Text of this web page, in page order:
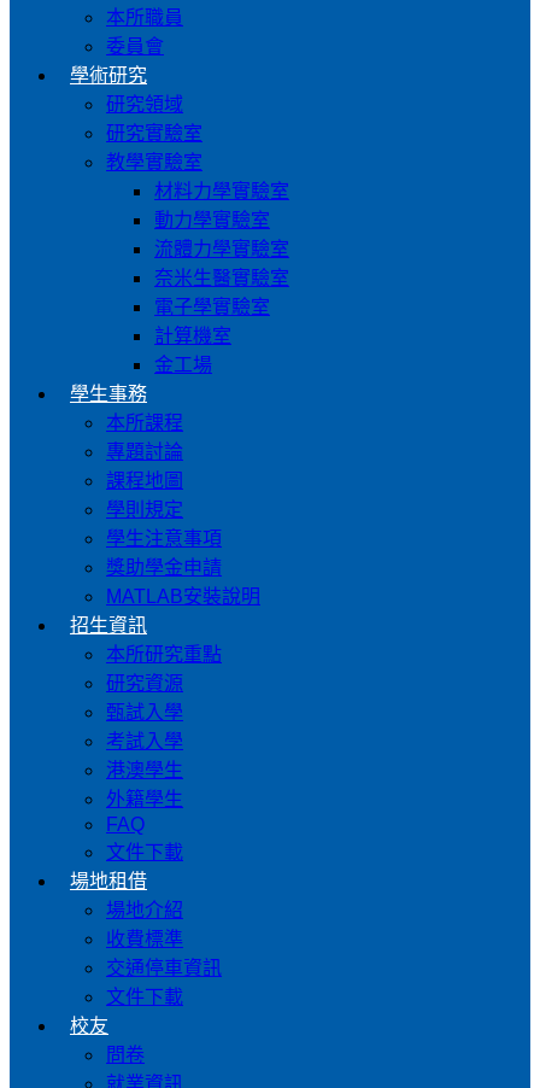
本所職員
委員會
學術研究
研究領域
研究實驗室
教學實驗室
材料力學實驗室
動力學實驗室
流體力學實驗室
奈米生醫實驗室
電子學實驗室
計算機室
金工場
學生事務
本所課程
專題討論
課程地圖
學則規定
學生注意事項
獎助學金申請
MATLAB安裝說明
招生資訊
本所研究重點
研究資源
甄試入學
考試入學
港澳學生
外籍學生
FAQ
文件下載
場地租借
場地介紹
收費標準
交通停車資訊
文件下載
校友
問卷
就業資訊